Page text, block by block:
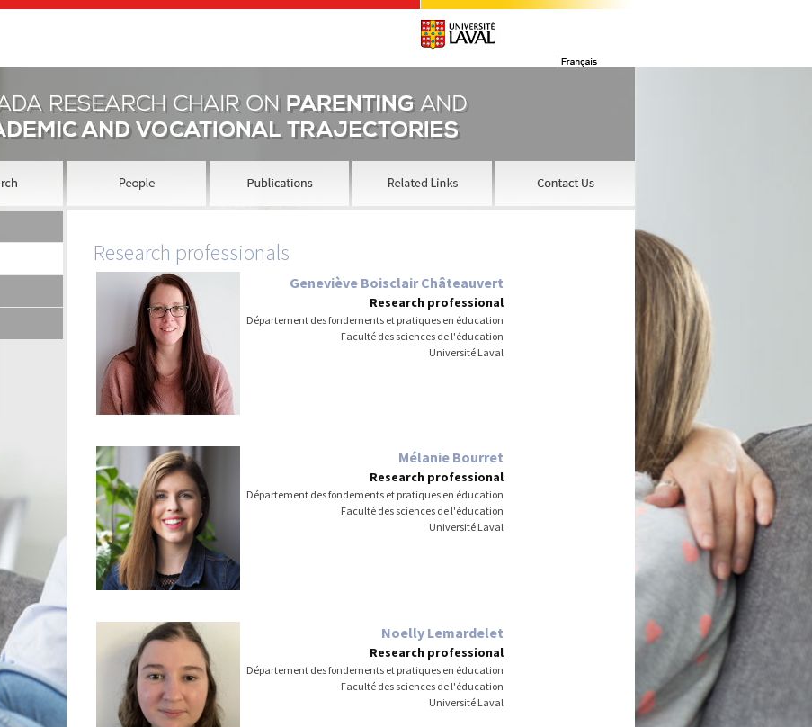
Research professionals
Geneviève Boisclair Châteauvert
Research professional
Département des fondements et pratiques en éducation
Faculté des sciences de l'éducation
Université Laval
Mélanie Bourret
Research professional
Département des fondements et pratiques en éducation
Faculté des sciences de l'éducation
Université Laval
Noelly Lemardelet
Research professional
Département des fondements et pratiques en éducation
Faculté des sciences de l'éducation
Université Laval